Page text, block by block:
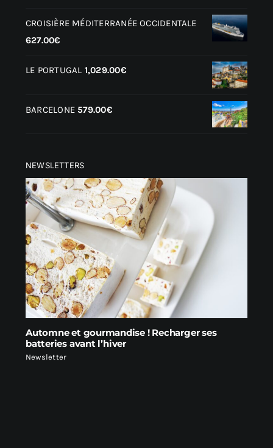
CROISIÈRE MÉDITERRANÉE OCCIDENTALE
627.00€
LE PORTUGAL 1,029.00€
BARCELONE 579.00€
NEWSLETTERS
Automne et gourmandise ! Recharger ses
batteries avant l’hiver
Newsletter